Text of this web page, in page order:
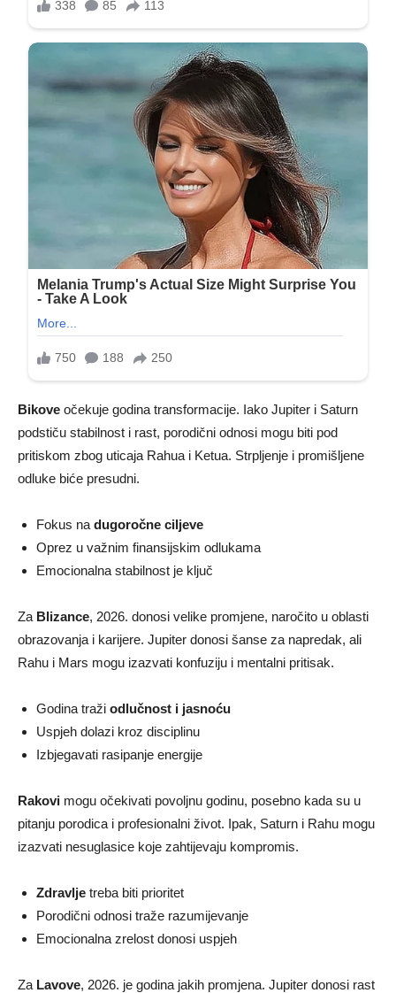
Bikove očekuje godina transformacije. Iako Jupiter i Saturn
podstiču stabilnost i rast, porodični odnosi mogu biti pod
pritiskom zbog uticaja Rahua i Ketua. Strpljenje i promišljene
odluke biće presudni.
Fokus na dugoročne ciljeve
Oprez u važnim finansijskim odlukama
Emocionalna stabilnost je ključ
Za Blizance, 2026. donosi velike promjene, naročito u oblasti
obrazovanja i karijere. Jupiter donosi šanse za napredak, ali
Rahu i Mars mogu izazvati konfuziju i mentalni pritisak.
Godina traži odlučnost i jasnoću
Uspjeh dolazi kroz disciplinu
Izbjegavati rasipanje energije
Rakovi mogu očekivati povoljnu godinu, posebno kada su u
pitanju porodica i profesionalni život. Ipak, Saturn i Rahu mogu
izazvati nesuglasice koje zahtijevaju kompromis.
Zdravlje treba biti prioritet
Porodični odnosi traže razumijevanje
Emocionalna zrelost donosi uspjeh
Za Lavove, 2026. je godina jakih promjena. Jupiter donosi rast